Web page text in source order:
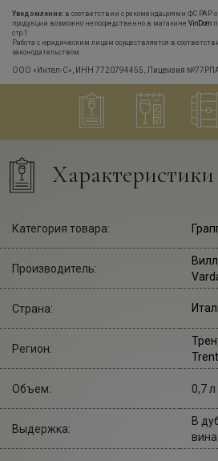
Уведомление: в соответствии с рекомендациями ФС РАР
продукции возможно непосредственно в магазине VinDom
стр.1
Работа с юридическим лицам осуществляется в
законодательством.
ООО «Интел-С», ИНН 7720794455, Лицензия
Характеристики
Категория товара:
Производитель:
Страна:
Регион:
Объем: 0,7 л
Выдержка:
В